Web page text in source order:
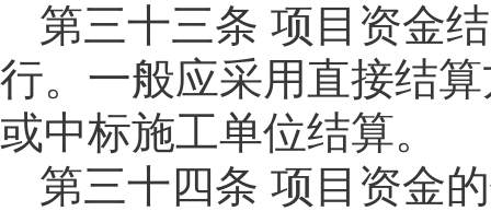
第三十三条 项目资金
行。一般应采用直接结
或中标施工单位结算。
第三十四条 项目资金